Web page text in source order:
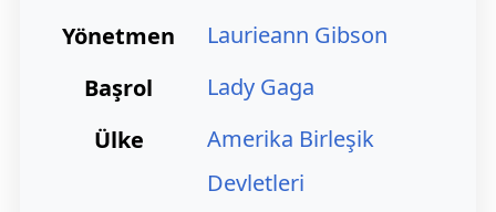
Yönetmen
Laurieann Gibson
Başrol
Lady Gaga
Ülke
Amerika Birleşik
Devletleri